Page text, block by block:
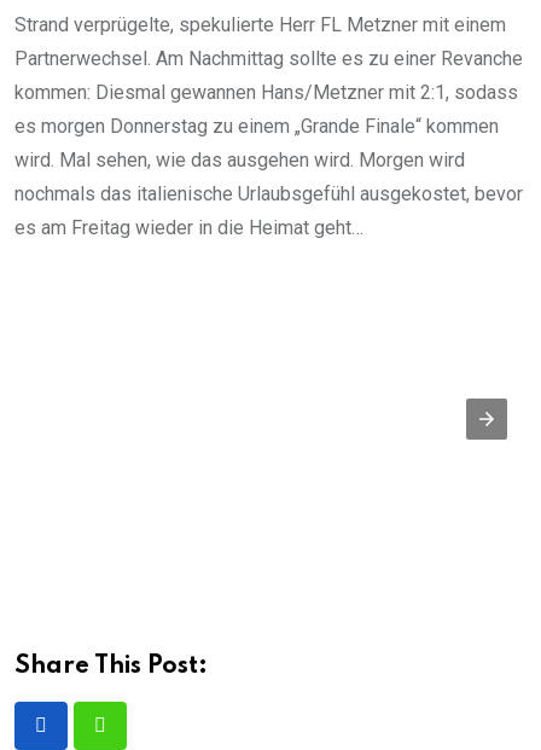
Strand verprügelte, spekulierte Herr FL Metzner mit einem
Partnerwechsel. Am Nachmittag sollte es zu einer Revanche
kommen: Diesmal gewannen Hans/Metzner mit 2:1, sodass
es morgen Donnerstag zu einem „Grande Finale“ kommen
wird. Mal sehen, wie das ausgehen wird. Morgen wird
nochmals das italienische Urlaubsgefühl ausgekostet, bevor
es am Freitag wieder in die Heimat geht…
Share This Post: